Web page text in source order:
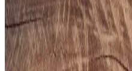
Gezer Yazlık Erkek
Hafif ve Dayanıklı
Gezer Yazlık Erkek Terlik, hafif,
günlük kullanımda konfor sağlar,
uyum sağlar.